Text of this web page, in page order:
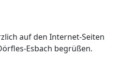
auf den Internet-Seiten
Esbach begrüßen.